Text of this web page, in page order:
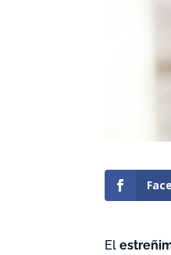
El